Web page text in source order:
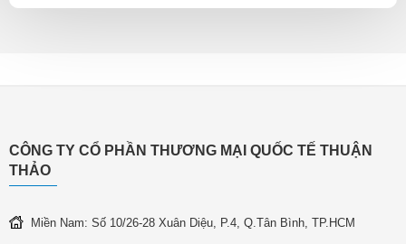
CÔNG TY CỔ PHẦN THƯƠNG MẠI QUỐC TẾ THUẬN
THẢO
Miền Nam: Số 10/26-28 Xuân Diệu, P.4, Q.Tân Bình, TP.HCM